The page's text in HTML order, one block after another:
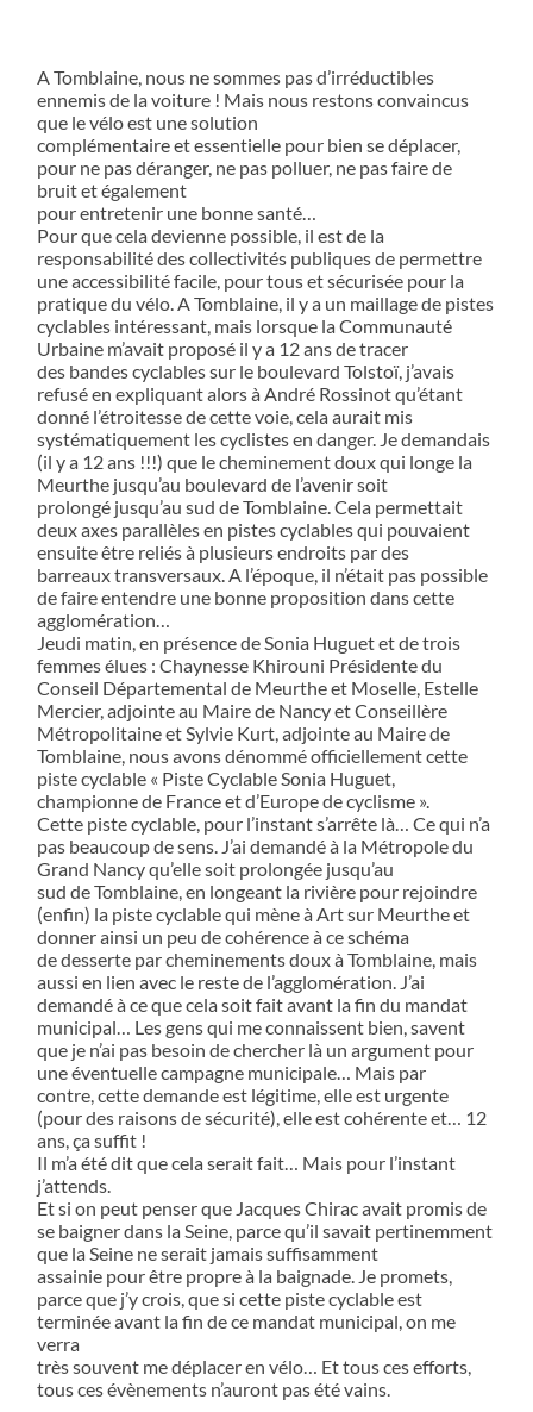
A Tomblaine, nous ne sommes pas d’irréductibles
ennemis de la voiture ! Mais nous restons convaincus
que le vélo est une solution
complémentaire et essentielle pour bien se déplacer,
pour ne pas déranger, ne pas polluer, ne pas faire de
bruit et également
pour entretenir une bonne santé…
Pour que cela devienne possible, il est de la
responsabilité des collectivités publiques de permettre
une accessibilité facile, pour tous et sécurisée pour la
pratique du vélo. A Tomblaine, il y a un maillage de pistes
cyclables intéressant, mais lorsque la Communauté
Urbaine m’avait proposé il y a 12 ans de tracer
des bandes cyclables sur le boulevard Tolstoï, j’avais
refusé en expliquant alors à André Rossinot qu’étant
donné l’étroitesse de cette voie, cela aurait mis
systématiquement les cyclistes en danger. Je demandais
(il y a 12 ans !!!) que le cheminement doux qui longe la
Meurthe jusqu’au boulevard de l’avenir soit
prolongé jusqu’au sud de Tomblaine. Cela permettait
deux axes parallèles en pistes cyclables qui pouvaient
ensuite être reliés à plusieurs endroits par des
barreaux transversaux. A l’époque, il n’était pas possible
de faire entendre une bonne proposition dans cette
agglomération…
Jeudi matin, en présence de Sonia Huguet et de trois
femmes élues : Chaynesse Khirouni Présidente du
Conseil Départemental de Meurthe et Moselle, Estelle
Mercier, adjointe au Maire de Nancy et Conseillère
Métropolitaine et Sylvie Kurt, adjointe au Maire de
Tomblaine, nous avons dénommé officiellement cette
piste cyclable « Piste Cyclable Sonia Huguet,
championne de France et d’Europe de cyclisme ».
Cette piste cyclable, pour l’instant s’arrête là… Ce qui n’a
pas beaucoup de sens. J’ai demandé à la Métropole du
Grand Nancy qu’elle soit prolongée jusqu’au
sud de Tomblaine, en longeant la rivière pour rejoindre
(enfin) la piste cyclable qui mène à Art sur Meurthe et
donner ainsi un peu de cohérence à ce schéma
de desserte par cheminements doux à Tomblaine, mais
aussi en lien avec le reste de l’agglomération. J’ai
demandé à ce que cela soit fait avant la fin du mandat
municipal… Les gens qui me connaissent bien, savent
que je n’ai pas besoin de chercher là un argument pour
une éventuelle campagne municipale… Mais par
contre, cette demande est légitime, elle est urgente
(pour des raisons de sécurité), elle est cohérente et… 12
ans, ça suffit !
Il m’a été dit que cela serait fait… Mais pour l’instant
j’attends.
Et si on peut penser que Jacques Chirac avait promis de
se baigner dans la Seine, parce qu’il savait pertinemment
que la Seine ne serait jamais suffisamment
assainie pour être propre à la baignade. Je promets,
parce que j’y crois, que si cette piste cyclable est
terminée avant la fin de ce mandat municipal, on me
verra
très souvent me déplacer en vélo… Et tous ces efforts,
tous ces évènements n’auront pas été vains.